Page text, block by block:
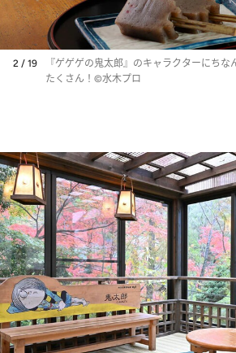
2 / 19
『ゲゲゲの鬼太郎』のキャラクターにち
たくさん！©水木プロ